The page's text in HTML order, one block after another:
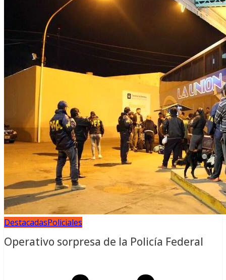
DestacadasPoliciales
Operativo sorpresa de la Policía Federal